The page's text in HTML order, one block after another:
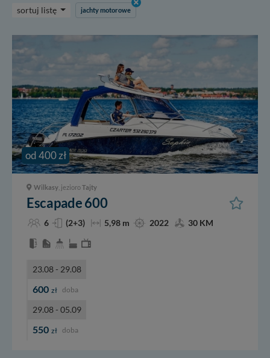
sortuj listę jachty motorowe
od 400 zł
Wilkasy , jezioroTajty
Escapade 600
6 (2+3) 5,98 m 2022 30 KM
23.08 - 29.08
600 zł doba
29.08 - 05.09
550 zł doba